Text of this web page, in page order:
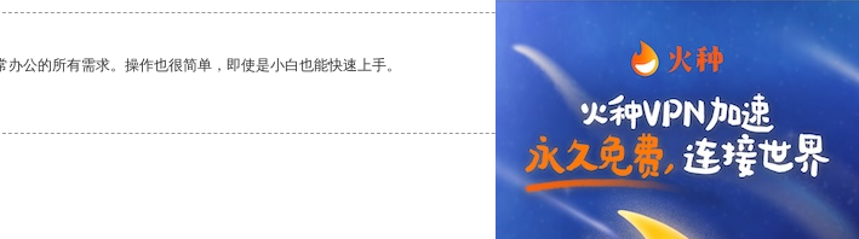
公的所有需求。操作也很简单，即使是小白也能快速上手。
支持[0] 反对
支持